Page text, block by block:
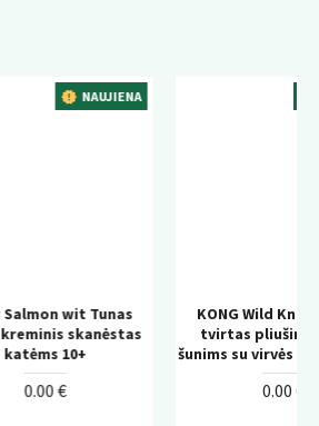
NAUJIENA
Tunas
KONG Wild Knots Bear –
tvirtas pliušinis žaislas
šunims su virvės konstrukcija